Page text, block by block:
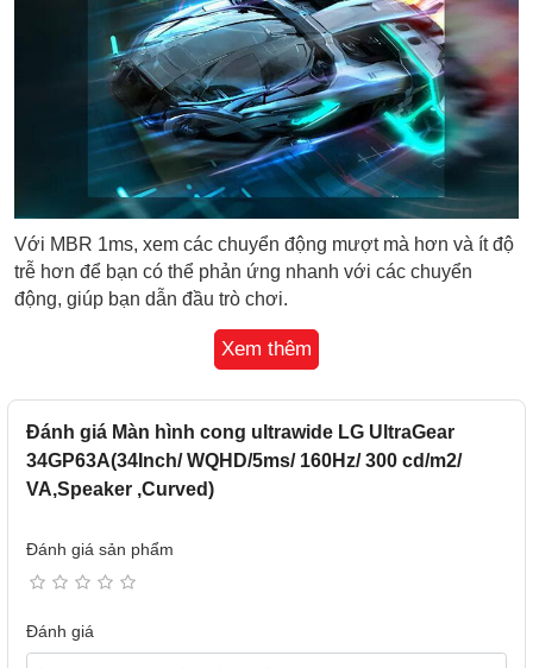
Với MBR 1ms, xem các chuyển động mượt mà hơn và ít độ
trễ hơn để bạn có thể phản ứng nhanh với các chuyển
động, giúp bạn dẫn đầu trò chơi.
Xem thêm
Đánh giá Màn hình cong ultrawide LG UltraGear
34GP63A(34Inch/ WQHD/5ms/ 160Hz/ 300 cd/m2/
VA,Speaker ,Curved)
Đánh giá sản phẩm
Đánh giá